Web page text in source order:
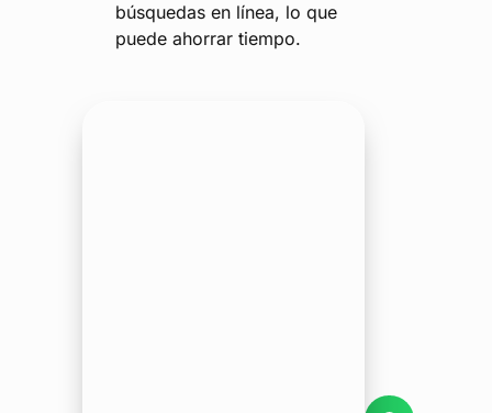
búsquedas en línea, lo que
puede ahorrar tiempo.